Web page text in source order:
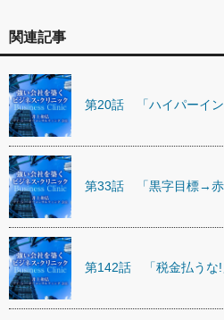
関連記事
第20話 「ハイパーイ
第33話 「黒字目標→赤
第142話 「税金払うな!